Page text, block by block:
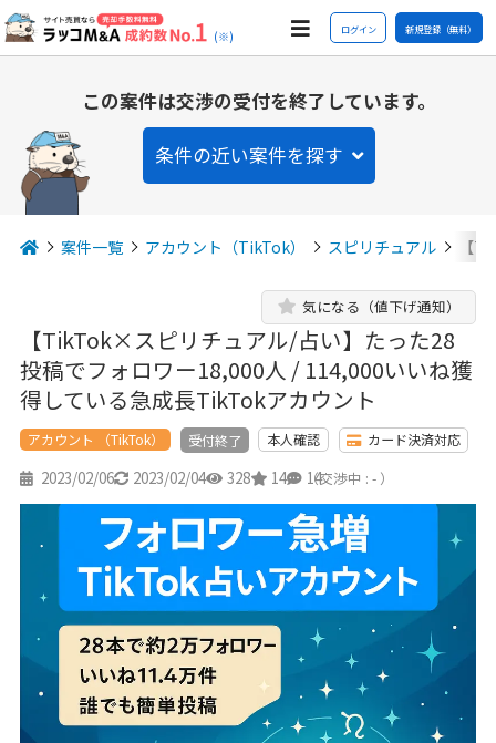
(※) ログイン 新規登録（無料）
この案件は交渉の受付を終了しています。
条件の近い案件を探す
案件一覧 アカウント（TikTok） スピリチュアル 【
【TikTok×スピリチュアル/占い】たった28
投稿でフォロワー18,000人 / 114,000いいね獲
得している急成長TikTokアカウント
気になる（値下げ通知）
アカウント （TikTok） 受付終了 本人確認 カード決済対応
2023/02/06 2023/02/04 328 14 14
（交渉中 : - ）